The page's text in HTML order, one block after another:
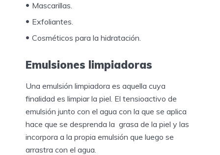
Mascarillas.
Exfoliantes.
Cosméticos para la hidratación.
Emulsiones limpiadoras
Una emulsión limpiadora es aquella cuya
finalidad es limpiar la piel. El tensioactivo de
emulsión junto con el agua con la que se aplica
hace que se desprenda la grasa de la piel y las
incorpora a la propia emulsión que luego se
arrastra con el agua.